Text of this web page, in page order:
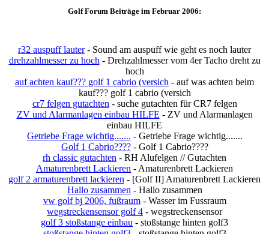
Golf Forum Beiträge im Februar 2006:
r32 auspuff lauter- Sound am auspuff wie geht es noch lauter
drehzahlmesser zu hoch - Drehzahlmesser vom 4er Tacho dreht zu
hoch
auf achten kauf??? golf 1 cabrio (versich - auf was achten beim
kauf??? golf 1 cabrio (versich
cr7 felgen gutachten - suche gutachten für CR7 felgen
ZV und Alarmanlagen einbau HILFE - ZV und Alarmanlagen
einbau HILFE
Getriebe Frage wichtig....... - Getriebe Frage wichtig.......
Golf 1 Cabrio????- Golf 1 Cabrio????
rh classic gutachten - RH Alufelgen // Gutachten
Amaturenbrett Lackieren - Amaturenbrett Lackieren
golf 2 armaturenbrett lackieren - [Golf II] Amaturenbrett Lackieren
Hallo zusammen - Hallo zusammen
vw golf bj 2006, fußraum- Wasser im Fussraum
wegstreckensensor golf 4 - wegstreckensensor
golf 3 stoßstange einbau - stoßstange hinten golf3